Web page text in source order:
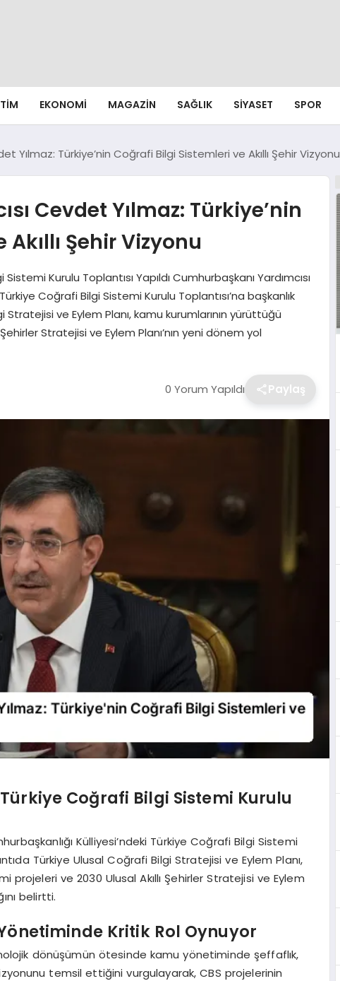
EKONOMI MAGAZIN SAĞLIK SIYASET SPOR
Yılmaz: Türkiye’nin Coğrafi Bilgi Sistemleri ve Akıllı Şehir Vizyonu
Cevdet Yılmaz: Türkiye’nin
Şehir Vizyonu
Kurulu Toplantısı Yapıldı Cumhurbaşkanı Yardımcısı
Coğrafi Bilgi Sistemi Kurulu Toplantısı’na başkanlık
ve Eylem Planı, kamu kurumlarının yürüttüğü
Stratejisi ve Eylem Planı’nın yeni dönem yol
0 Yorum Yapıldı Paylaş
Coğrafi Bilgi Sistemi Kurulu
Külliyesi’ndeki Türkiye Coğrafi Bilgi Sistemi
Türkiye Ulusal Coğrafi Bilgi Stratejisi ve Eylem Planı,
projeleri ve 2030 Ulusal Akıllı Şehirler Stratejisi ve Eylem
belirtti.
Kritik Rol Oynuyor
dönüşümün ötesinde kamu yönetiminde şeffaflık,
temsil ettiğini vurgulayarak, CBS projelerinin